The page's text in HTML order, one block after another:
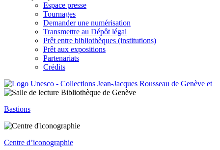
Espace presse
Tournages
Demander une numérisation
Transmettre au Dépôt légal
Prêt entre bibliothèques (institutions)
Prêt aux expositions
Partenariats
Crédits
Bastions
Centre d’iconographie